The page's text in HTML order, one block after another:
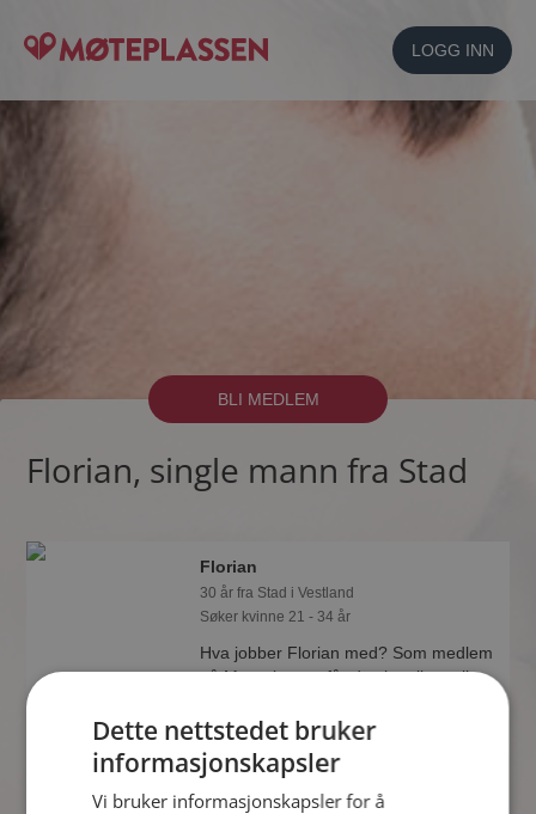
LOGG INN
BLI MEDLEM
Florian, single mann fra Stad
Florian
30 år fra Stad i Vestland
Søker kvinne 21 - 34 år
Hva jobber Florian med? Som medlem
på Møteplassen får du vite alle mulige
Dette nettstedet bruker
informasjonskapsler
Vi bruker informasjonskapsler for å